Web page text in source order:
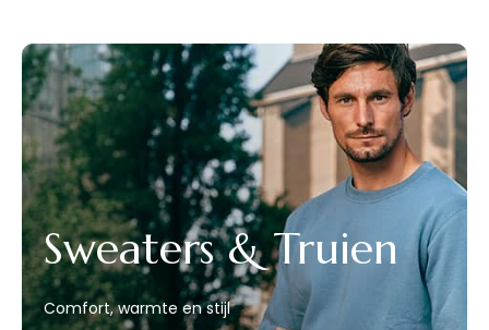
Sweaters & Truien
Comfort, warmte en stijl